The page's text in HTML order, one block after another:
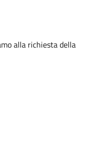
alla richiesta della